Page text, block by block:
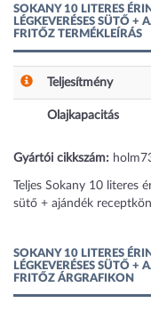
SOKANY 10 LITERES
LÉGKEVERÉSES SÜTŐ
FRITŐZ TERMÉKLEÍRÁS
Teljesítmény
Olajkapacitás
Gyártói cikkszám:
Teljes Sokany 10 literes
sütő + ajándék
SOKANY 10 LITERES
LÉGKEVERÉSES SÜTŐ
FRITŐZ ÁRGRAFIKON